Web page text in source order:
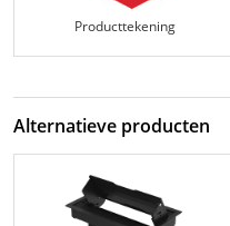
Producttekening
Alternatieve producten